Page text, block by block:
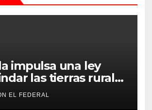
impulsa una ley
las tierras rurales
cuáles son los
puntos
EL FEDERAL